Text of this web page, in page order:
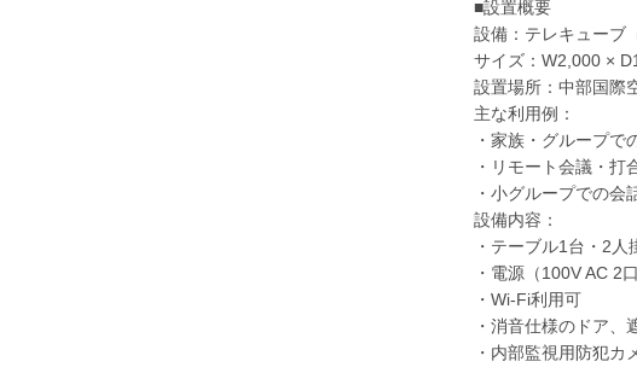
■設置概要
設備：テレキューブ
サイズ：W2,000 ×
設置場所：中部国際
主な利用例：
・家族・グループで
・リモート会議・打
・小グループでの会
設備内容：
・テーブル1台・2人
・電源（100V AC 2
・Wi-Fi利用可
・消音仕様のドア、
・内部監視用防犯カ